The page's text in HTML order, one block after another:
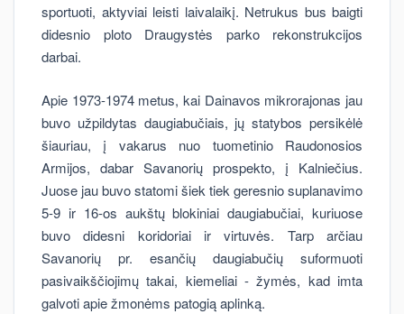
sportuoti, aktyviai leisti laivalaikį. Netrukus bus baigti
didesnio ploto Draugystės parko rekonstrukcijos
darbai.
Apie 1973-1974 metus, kai Dainavos mikrorajonas jau
buvo užpildytas daugiabučiais, jų statybos persikėlė
šiauriau, į vakarus nuo tuometinio Raudonosios
Armijos, dabar Savanorių prospekto, į Kalniečius.
Juose jau buvo statomi šiek tiek geresnio suplanavimo
5-9 ir 16-os aukštų blokiniai daugiabučiai, kuriuose
buvo didesni koridoriai ir virtuvės. Tarp arčiau
Savanorių pr. esančių daugiabučių suformuoti
pasivaikščiojimų takai, kiemeliai - žymės, kad imta
galvoti apie žmonėms patogią aplinką.